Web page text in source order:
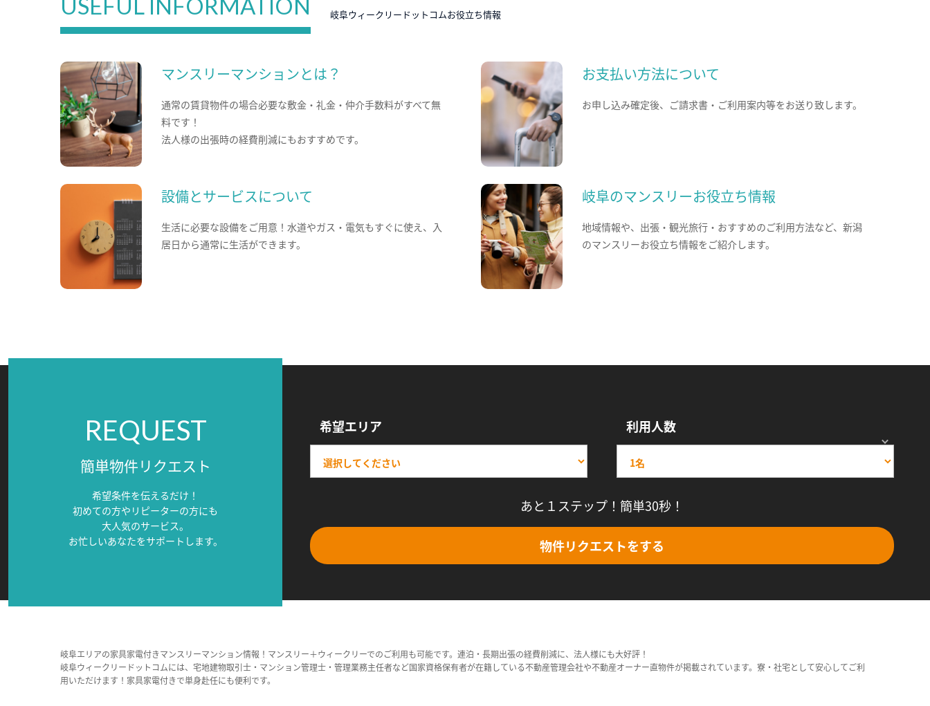
USEFUL INFORMATION 岐阜ウィークリードットコムお役立ち情報
マンスリーマンションとは？
通常の賃貸物件の場合必要な敷金・礼金・仲介手数料がすべて無
料です！
法人様の出張時の経費削減にもおすすめです。
お支払い方法について
お申し込み確定後、ご請求書・ご利用案内等をお送り致します。
設備とサービスについて
生活に必要な設備をご用意！水道やガス・電気もすぐに使え、入
居日から通常に生活ができます。
岐阜のマンスリーお役立ち情報
地域情報や、出張・観光旅行・おすすめのご利用方法など、新潟
のマンスリーお役立ち情報をご紹介します。
REQUEST
簡単物件リクエスト
希望条件を伝えるだけ！
初めての方やリピーターの方にも
大人気のサービス。
お忙しいあなたをサポートします。
希望エリア 利用人数
あと１ステップ！簡単30秒！
物件リクエストをする
岐阜エリアの家具家電付きマンスリーマンション情報！マンスリー＋ウィークリーでのご利用も可能です。連泊・長期出張の経費削減に、法人様にも大好評！
岐阜ウィークリードットコムには、宅地建物取引士・マンション管理士・管理業務主任者など国家資格保有者が在籍している不動産管理会社や不動産オーナー直物件が掲載されています。寮・社宅として安心してご利
用いただけます！家具家電付きで単身赴任にも便利です。